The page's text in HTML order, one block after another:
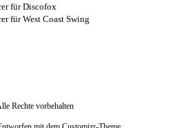
für Discofox
für West Coast Swing
Rechte vorbehalten